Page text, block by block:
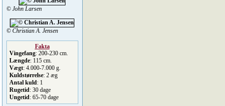
© John Larsen
© Christian A. Jensen
Fakta
Vingefang: 200-230 cm.
Længde: 115 cm.
Vægt: 4.000-7.000 g.
Kuldstørrelse: 2 æg
Antal kuld: 1
Rugetid: 30 dage
Ungetid: 65-70 dage